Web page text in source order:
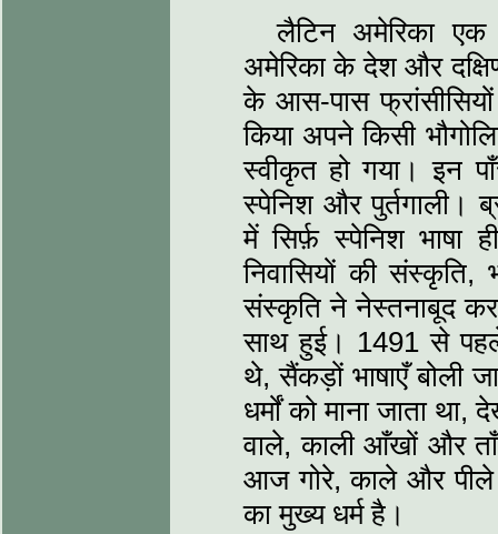
लैटिन अमेरिका
अमेरिका के देश और
के आस-पास
किया अपने किसी
स्वीकृत हो गया। इन
स्पेनिश और पुर्तगाली।
में सिर्फ़ स्पेनिश भाषा
निवासियों की संस्कृति,
संस्कृति ने नेस्तनाबूद कर
साथ हुई। 1491 से
थे, सैंकड़ों भाषाएँ बोली
धर्मों को माना जाता
वाले, काली आँखों और
आज गोरे, काले और पीले
का मुख्य धर्म है।